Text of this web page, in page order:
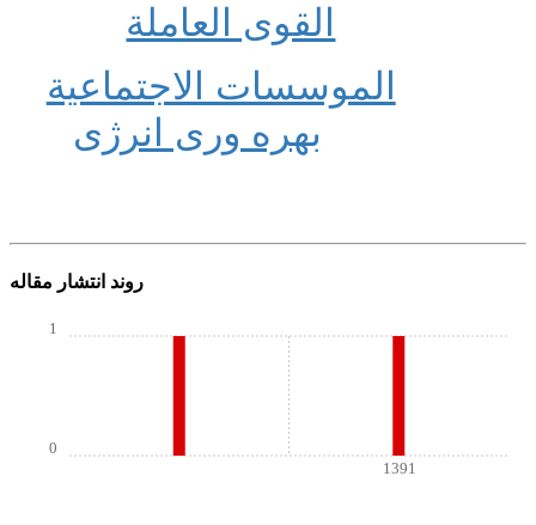
القوی العاملة
الموسسات الاجتماعیة
بهره وری انرژی
روند انتشار مقاله
1391
0
1